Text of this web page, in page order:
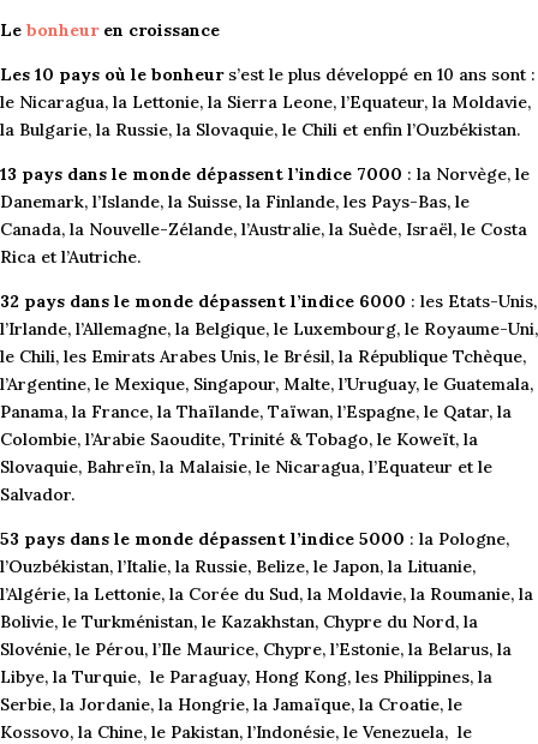
Le bonheur en croissance
Les 10 pays où le bonheurs’est le plus développé en 10 ans sont :
le Nicaragua, la Lettonie, la Sierra Leone, l’Equateur, la Moldavie,
la Bulgarie, la Russie, la Slovaquie, le Chili et enfin l’Ouzbékistan.
13 pays dans le monde dépassent l’indice 7000 : la Norvège, le
Danemark, l’Islande, la Suisse, la Finlande, les Pays-Bas, le
Canada, la Nouvelle-Zélande, l’Australie, la Suède, Israël, le Costa
Rica et l’Autriche.
32 pays dans le monde dépassent l’indice 6000 : les Etats-Unis,
l’Irlande, l’Allemagne, la Belgique, le Luxembourg, le Royaume-Uni,
le Chili, les Emirats Arabes Unis, le Brésil, la République Tchèque,
l’Argentine, le Mexique, Singapour, Malte, l’Uruguay, le Guatemala,
Panama, la France, la Thaïlande, Taïwan, l’Espagne, le Qatar, la
Colombie, l’Arabie Saoudite, Trinité & Tobago, le Koweït, la
Slovaquie, Bahreïn, la Malaisie, le Nicaragua, l’Equateur et le
Salvador.
53 pays dans le monde dépassent l’indice 5000 : la Pologne,
l’Ouzbékistan, l’Italie, la Russie, Belize, le Japon, la Lituanie,
l’Algérie, la Lettonie, la Corée du Sud, la Moldavie, la Roumanie, la
Bolivie, le Turkménistan, le Kazakhstan, Chypre du Nord, la
Slovénie, le Pérou, l’Ile Maurice, Chypre, l’Estonie, la Belarus, la
Libye, la Turquie, le Paraguay, Hong Kong, les Philippines, la
Serbie, la Jordanie, la Hongrie, la Jamaïque, la Croatie, le
Kossovo, la Chine, le Pakistan, l’Indonésie, le Venezuela, le